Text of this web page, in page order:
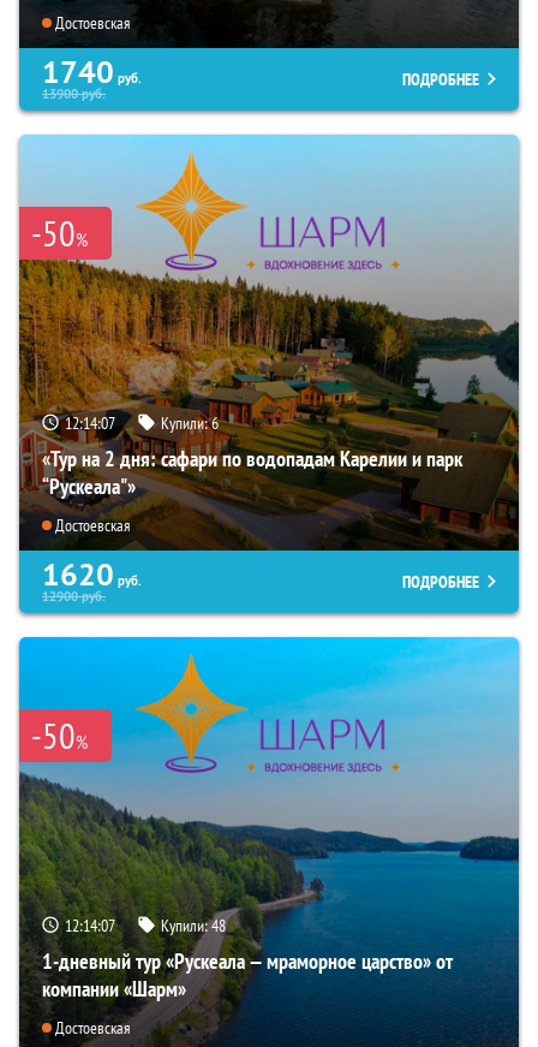
Достоевская
1740 руб.
13900руб.
ПОДРОБНЕЕ
-50%
12:14:06 Купили:6
«Тур на 2 дня: сафари по водопадам Карелии и парк
“Рускеала"»
Достоевская
1620 руб.
12900руб.
ПОДРОБНЕЕ
-50%
12:14:06 Купили:48
1-дневный тур «Рускеала — мраморное царство» от
компании «Шарм»
Достоевская